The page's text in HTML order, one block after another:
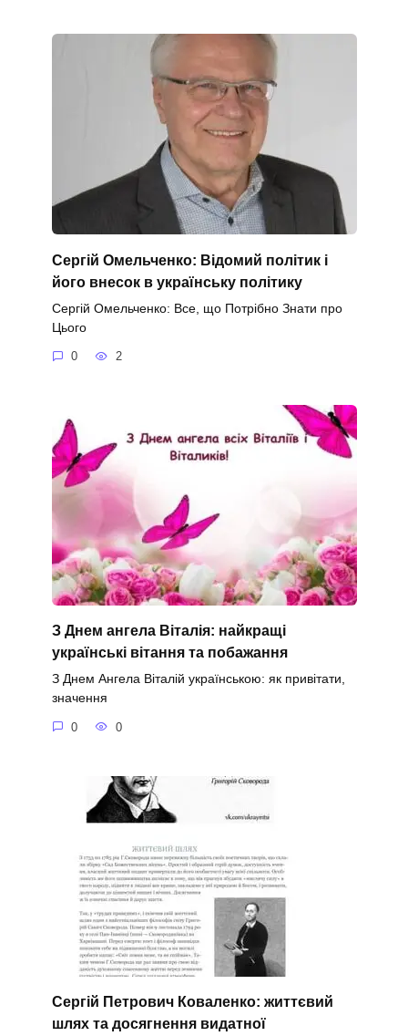
Сергій Омельченко: Відомий політик і
його внесок в українську політику
Сергій Омельченко: Все, що Потрібно Знати про
Цього
0 2
З Днем ангела Віталія: найкращі
українські вітання та побажання
З Днем Ангела Віталій українською: як привітати,
значення
0 0
Сергій Петрович Коваленко: життєвий
шлях та досягнення видатної